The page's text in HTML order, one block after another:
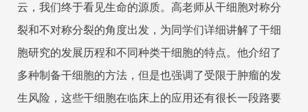
云，我们终于看见生命的源质。高老师从干细胞对称分
裂和不对称分裂的角度出发，为同学们详细讲解了干细
胞研究的发展历程和不同种类干细胞的特点。他介绍了
多种制备干细胞的方法，但是也强调了受限于肿瘤的发
生风险，这些干细胞在临床上的应用还有很长一段路要